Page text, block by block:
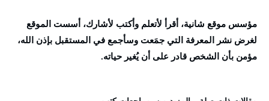
مؤسس موقع شانية، أقرأ لأتعلم وأكتب لأشارك، أسست الموقع
لغرض نشر المعرفة التي جمَعت وسأجمع في المستقبل بإذن الله،
مؤمن بأن الشخص قادر على أن يُغير حياته.